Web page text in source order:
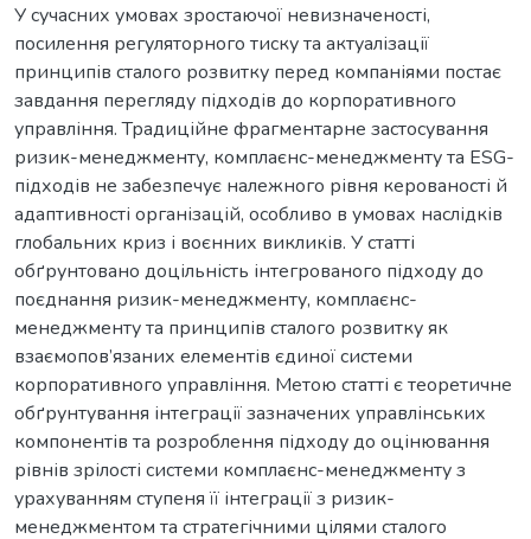
У сучасних умовах зростаючої невизначеності,
посилення регуляторного тиску та актуалізації
принципів сталого розвитку перед компаніями постає
завдання перегляду підходів до корпоративного
управління. Традиційне фрагментарне застосування
ризик-менеджменту, комплаєнс-менеджменту та ESG-
підходів не забезпечує належного рівня керованості й
адаптивності організацій, особливо в умовах наслідків
глобальних криз і воєнних викликів. У статті
обґрунтовано доцільність інтегрованого підходу до
поєднання ризик-менеджменту, комплаєнс-
менеджменту та принципів сталого розвитку як
взаємопов’язаних елементів єдиної системи
корпоративного управління. Метою статті є теоретичне
обґрунтування інтеграції зазначених управлінських
компонентів та розроблення підходу до оцінювання
рівнів зрілості системи комплаєнс-менеджменту з
урахуванням ступеня її інтеграції з ризик-
менеджментом та стратегічними цілями сталого